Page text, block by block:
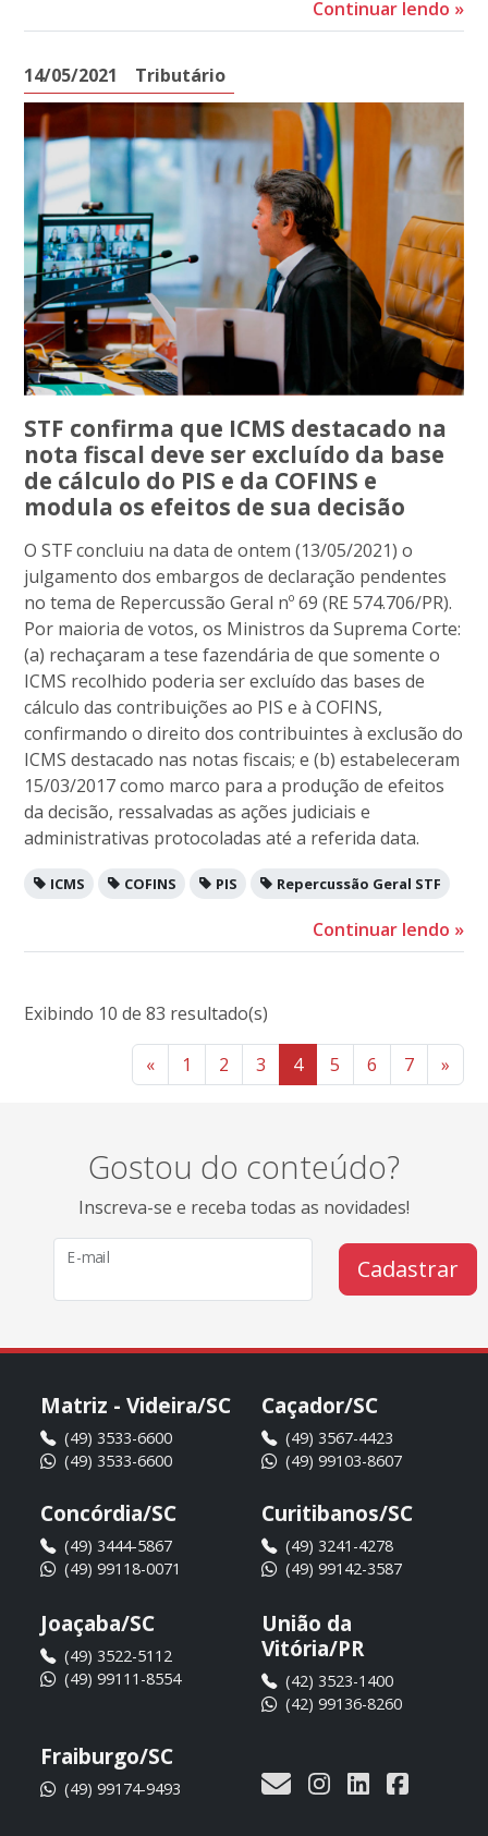
Continuar lendo »
14/05/2021 Tributário
STF confirma que ICMS destacado na
nota fiscal deve ser excluído da base
de cálculo do PIS e da COFINS e
modula os efeitos de sua decisão
O STF concluiu na data de ontem (13/05/2021) o
julgamento dos embargos de declaração pendentes
no tema de Repercussão Geral nº 69 (RE 574.706/PR).
Por maioria de votos, os Ministros da Suprema Corte:
(a) rechaçaram a tese fazendária de que somente o
ICMS recolhido poderia ser excluído das bases de
cálculo das contribuições ao PIS e à COFINS,
confirmando o direito dos contribuintes à exclusão do
ICMS destacado nas notas fiscais; e (b) estabeleceram
15/03/2017 como marco para a produção de efeitos
da decisão, ressalvadas as ações judiciais e
administrativas protocoladas até a referida data.
ICMS COFINS PIS Repercussão Geral STF
Continuar lendo »
Exibindo 10 de 83 resultado(s)
« 1 2 3 4 5 6 7 »
Gostou do conteúdo?
Inscreva-se e receba todas as novidades!
E-mail Cadastrar
Matriz - Videira/SC
(49) 3533-6600
(49) 3533-6600
Caçador/SC
(49) 3567-4423
(49) 99103-8607
Concórdia/SC
(49) 3444-5867
(49) 99118-0071
Curitibanos/SC
(49) 3241-4278
(49) 99142-3587
Joaçaba/SC
(49) 3522-5112
(49) 99111-8554
União da
Vitória/PR
(42) 3523-1400
(42) 99136-8260
Fraiburgo/SC
(49) 99174-9493